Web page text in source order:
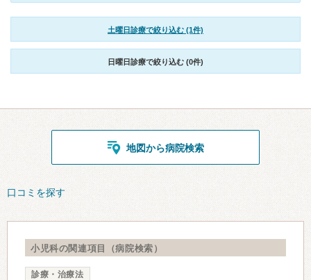
土曜日診療で絞り込む (1件)
日曜日診療で絞り込む (0件)
地図から病院検索
口コミを探す
小児科の関連項目（病院検索）
診療・治療法